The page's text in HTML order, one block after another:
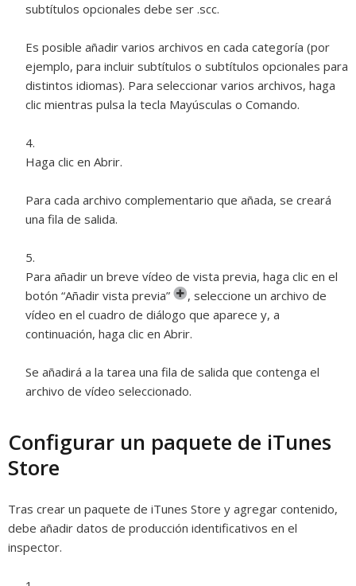
subtítulos opcionales debe ser .scc.
Es posible añadir varios archivos en cada categoría (por
ejemplo, para incluir subtítulos o subtítulos opcionales para
distintos idiomas). Para seleccionar varios archivos, haga
clic mientras pulsa la tecla Mayúsculas o Comando.
Haga clic en Abrir.
Para cada archivo complementario que añada, se creará
una fila de salida.
Para añadir un breve vídeo de vista previa, haga clic en el
botón “Añadir vista previa”
, seleccione un archivo de
vídeo en el cuadro de diálogo que aparece y, a
continuación, haga clic en Abrir.
Se añadirá a la tarea una fila de salida que contenga el
archivo de vídeo seleccionado.
Configurar un paquete de iTunes
Store
Tras crear un paquete de iTunes Store y agregar contenido,
debe añadir datos de producción identificativos en el
inspector.